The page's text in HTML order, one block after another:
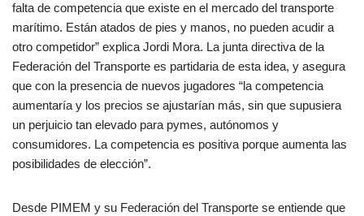
falta de competencia que existe en el mercado del transporte
marítimo. Están atados de pies y manos, no pueden acudir a
otro competidor” explica Jordi Mora. La junta directiva de la
Federación del Transporte es partidaria de esta idea, y asegura
que con la presencia de nuevos jugadores “la competencia
aumentaría y los precios se ajustarían más, sin que supusiera
un perjuicio tan elevado para pymes, autónomos y
consumidores. La competencia es positiva porque aumenta las
posibilidades de elección”.
Desde PIMEM y su Federación del Transporte se entiende que